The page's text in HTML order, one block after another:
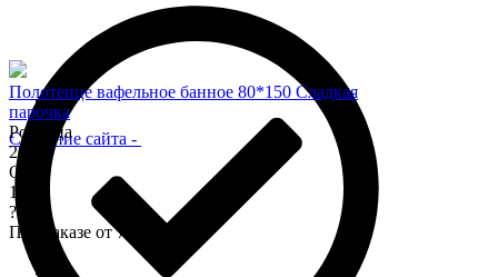
Полотенце вафельное банное 80*150 Сладкая
парочка
Розница
200
Опт
170
?
При заказе от 7 000 р.
Создание сайта -